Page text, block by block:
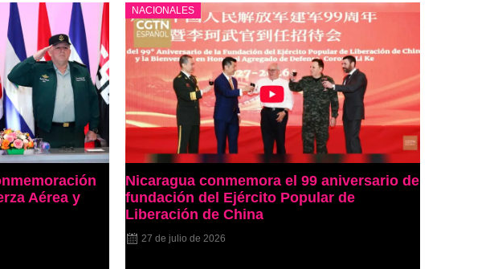
Aérea y
NACIONALES
Nicaragua conmemora el 99 aniversario de
fundación del Ejército Popular de
Liberación de China
27 de julio de 2026